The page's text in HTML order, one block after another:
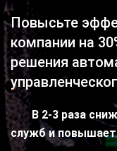
Повысьте
компании на
решения
В 2-3 раза
служб и